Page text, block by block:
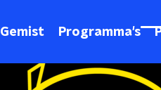
Gemist Programma's